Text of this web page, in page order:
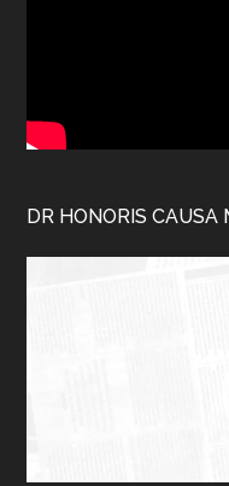
DR HONORIS CAUSA